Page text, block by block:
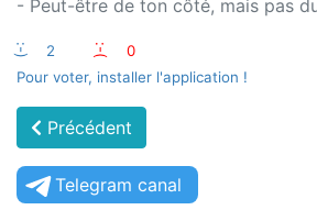
- Peut-être de ton côté, mais pas
:-) 2 :-(
0
Pour voter, installer l'application !
Précédent
Telegram canal